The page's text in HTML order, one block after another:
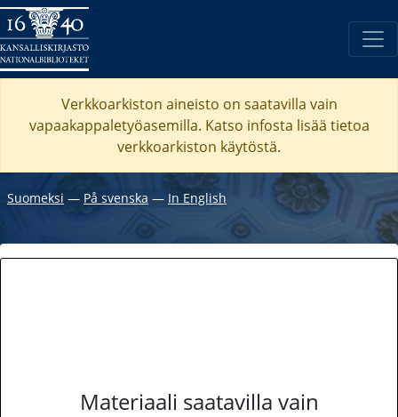
Verkkoarkiston aineisto on saatavilla vain
vapaakappaletyöasemilla. Katso infosta lisää tietoa
verkkoarkiston käytöstä.
Suomeksi ― På svenska ― In English
Materiaali saatavilla vain